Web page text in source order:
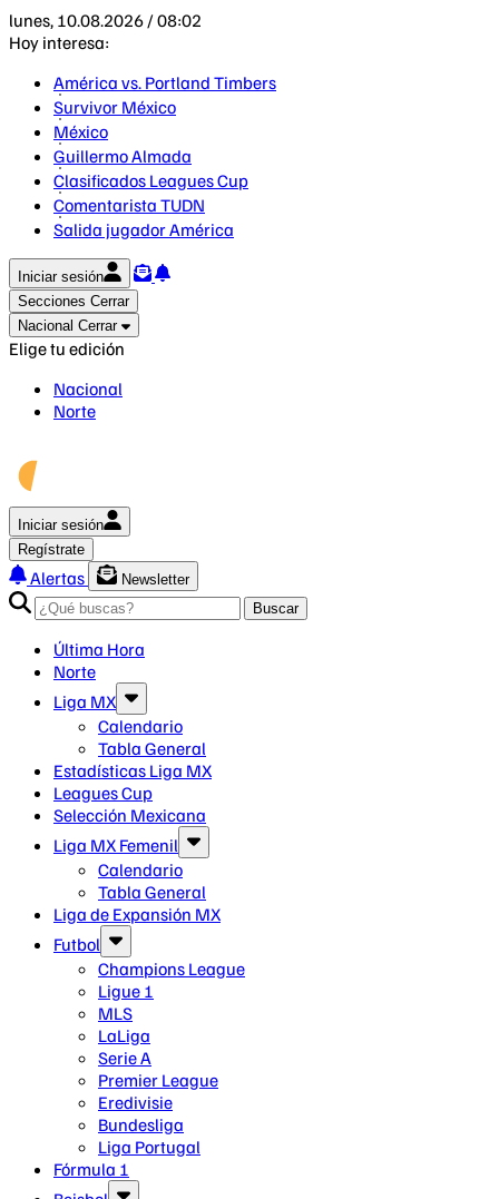
lunes, 10.08.2026 / 08:02
Hoy interesa:
América vs. Portland Timbers
Survivor México
México
Guillermo Almada
Clasificados Leagues Cup
Comentarista TUDN
Salida jugador América
Iniciar sesión
Secciones Cerrar
Nacional Cerrar
Elige tu edición
Nacional
Norte
Iniciar sesión
Regístrate
Alertas
Newsletter
Buscar
Última Hora
Norte
Liga MX
Calendario
Tabla General
Estadísticas Liga MX
Leagues Cup
Selección Mexicana
Liga MX Femenil
Calendario
Tabla General
Liga de Expansión MX
Futbol
Champions League
Ligue 1
MLS
LaLiga
Serie A
Premier League
Eredivisie
Bundesliga
Liga Portugal
Fórmula 1